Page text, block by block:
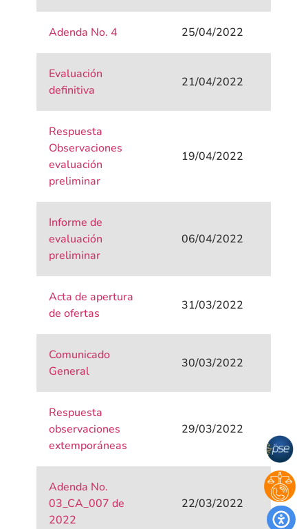
Adenda No. 4 25/04/2022
Evaluación
definitiva
21/04/2022
Respuesta
Observaciones
evaluación
preliminar
19/04/2022
Informe de
evaluación
preliminar
06/04/2022
Acta de apertura
de ofertas
31/03/2022
Comunicado
General
30/03/2022
Respuesta
observaciones
extemporáneas
29/03/2022
Adenda No.
03_CA_007 de
2022
22/03/2022